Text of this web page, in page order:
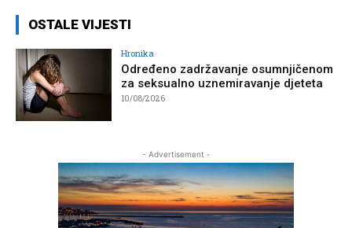
OSTALE VIJESTI
Hronika
Određeno zadržavanje osumnjičenom
za seksualno uznemiravanje djeteta
10/08/2026
- Advertisement -